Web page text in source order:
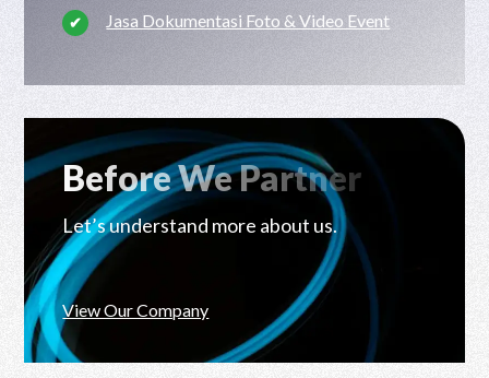
Jasa Dokumentasi Foto & Video Event
Before We Partner
Let’s understand more about us.
View Our Company